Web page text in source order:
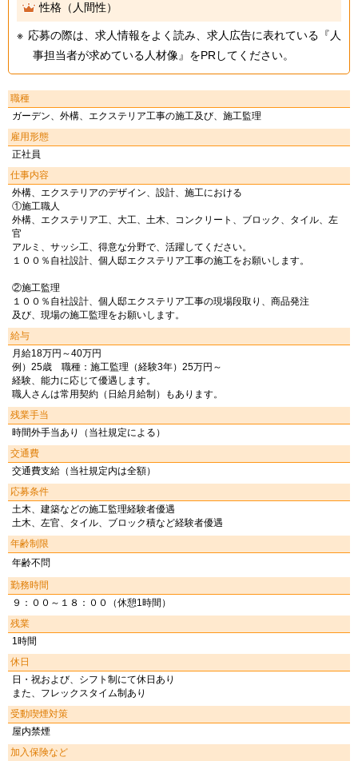
性格（人間性）
応募の際は、求人情報をよく読み、求人広告に表れている『人
事担当者が求めている人材像』をPRしてください。
職種
ガーデン、外構、エクステリア工事の施工及び、施工監理
雇用形態
正社員
仕事内容
外構、エクステリアのデザイン、設計、施工における
①施工職人
外構、エクステリア工、大工、土木、コンクリート、ブロック、タイル、左
官
アルミ、サッシ工、得意な分野で、活躍してください。
１００％自社設計、個人邸エクステリア工事の施工をお願いします。
②施工監理
１００％自社設計、個人邸エクステリア工事の現場段取り、商品発注
及び、現場の施工監理をお願いします。
給与
月給18万円～40万円
例）25歳 職種：施工監理（経験3年）25万円～
経験、能力に応じて優遇します。
職人さんは常用契約（日給月給制）もあります。
残業手当
時間外手当あり（当社規定による）
交通費
交通費支給（当社規定内は全額）
応募条件
土木、建築などの施工監理経験者優遇
土木、左官、タイル、ブロック積など経験者優遇
年齢制限
年齢不問
勤務時間
９：００～１８：００（休憩1時間）
残業
1時間
休日
日・祝および、シフト制にて休日あり
また、フレックスタイム制あり
受動喫煙対策
屋内禁煙
加入保険など